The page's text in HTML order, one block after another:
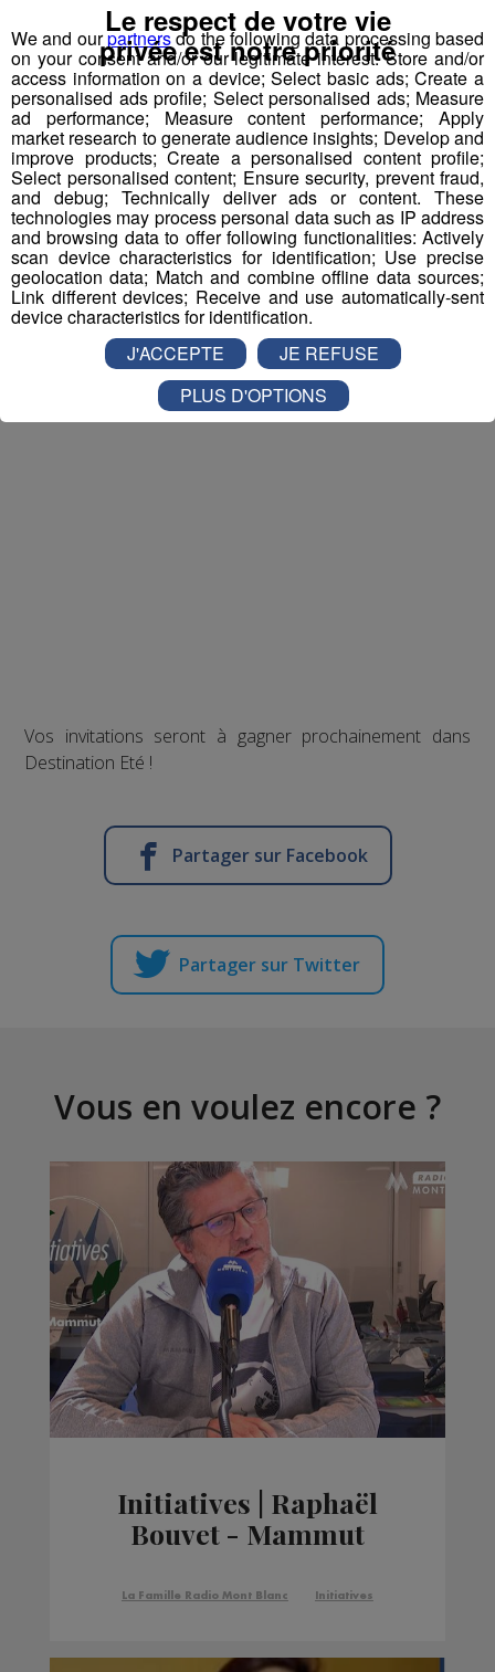
Inscription par téléphone toute la journée pour
participer aux 2 tirages au sort par jour à 8h45 et 17h45.
Appelez le standard au 04 50 58 24 09
Pour cette semaine on vous offre vos entrées pour vous
et la personne de votre choix pourWALIBI RHONE
ALPES !
Nathan est allé tester pour vousVerticalp Émosson,
dans la Vallée du Trient:
Vos invitations seront à gagner prochainement dans
Destination Eté !
Partager sur Facebook
Partager sur Twitter
Vous en voulez encore ?
Initiatives | Raphaël
Bouvet - Mammut
La Famille Radio Mont Blanc Initiatives
We and ourpartnersdo the following data processing based
on your consent and/or our legitimate interest: Store and/or
access information on a device; Select basic ads; Create a
personalised ads profile; Select personalised ads; Measure
ad performance; Measure content performance; Apply
market research to generate audience insights; Develop and
improve products; Create a personalised content profile;
Select personalised content; Ensure security, prevent fraud,
and debug; Technically deliver ads or content. These
technologies may process personal data such as IP address
and browsing data to offer following functionalities: Actively
scan device characteristics for identification; Use precise
geolocation data; Match and combine offline data sources;
Link different devices; Receive and use automatically-sent
device characteristics for identification.
Le respect de votre vie
privée est notre priorité
J'ACCEPTE
JE REFUSE
PLUS D'OPTIONS